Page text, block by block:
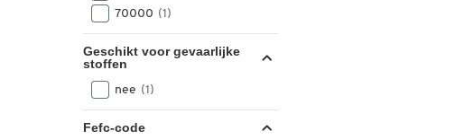
70000 (1)
Geschikt voor gevaarlijke
stoffen
nee (1)
Fefc-code